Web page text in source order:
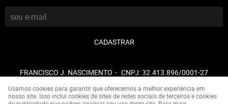
CADASTRAR
FRANCISCO J. NASCIMENTO CNPJ: 32.413.896/0001-27
Usamos cookies para garantir que oferecemos a melhor experiência em
nosso site. Isso inclui cookies de sites de redes sociais de terceiros e cookies